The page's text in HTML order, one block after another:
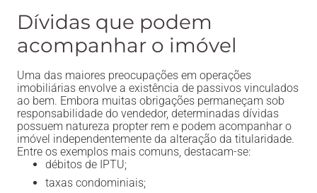
Dívidas que podem
acompanhar o imóvel
Uma das maiores preocupações em operações
imobiliárias envolve a existência de passivos vinculados
ao bem. Embora muitas obrigações permaneçam sob
responsabilidade do vendedor, determinadas dívidas
possuem natureza propter rem e podem acompanhar o
imóvel independentemente da alteração da titularidade.
Entre os exemplos mais comuns, destacam-se:
débitos de IPTU;
taxas condominiais;